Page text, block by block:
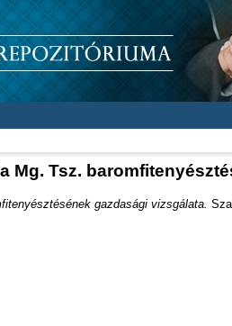
Mg. Tsz.
gazdasági vizsgálata.